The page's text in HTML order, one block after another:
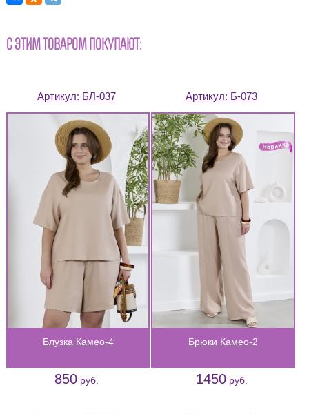
С ЭТИМ ТОВАРОМ ПОКУПАЮТ:
Артикул: БЛ-037
Блузка Камео-4
850 руб.
Артикул: Б-073
Брюки Камео-2
1450руб.